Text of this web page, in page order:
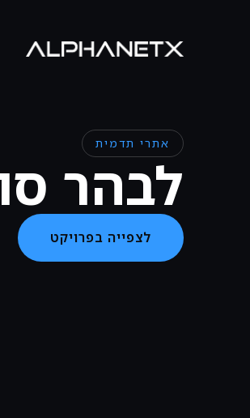
אתרי תדמית
לבהר
לצפייה בפרויקט